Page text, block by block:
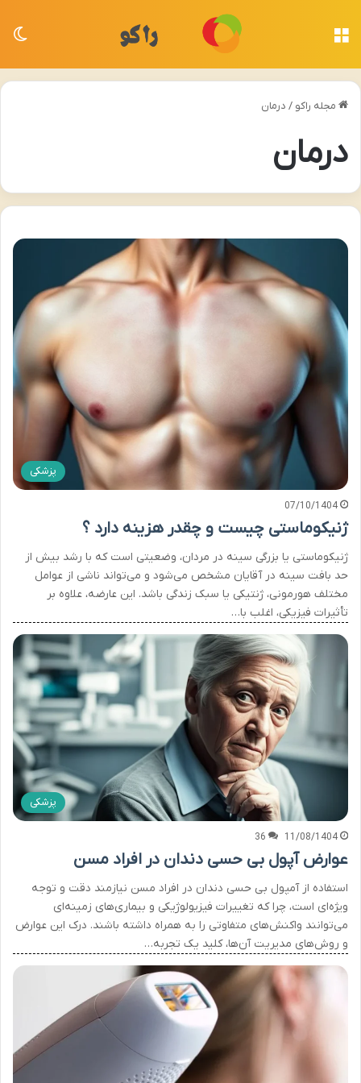
مجله راکو / درمان
درمان
پزشکی
07/10/1404
ژنیکوماستی چیست و چقدر هزینه دارد ؟
ژنیکوماستی یا بزرگی سینه در مردان، وضعیتی است که با رشد بیش از
حد بافت سینه در آقایان مشخص می‌شود و می‌تواند ناشی از عوامل
مختلف هورمونی، ژنتیکی یا سبک زندگی باشد. این عارضه، علاوه بر
تأثیرات فیزیکی، اغلب با…
پزشکی
11/08/1404
36
عوارض آپول بی حسی دندان در افراد مسن
استفاده از آمپول بی حسی دندان در افراد مسن نیازمند دقت و توجه
ویژه‌ای است، چرا که تغییرات فیزیولوژیکی و بیماری‌های زمینه‌ای
می‌توانند واکنش‌های متفاوتی را به همراه داشته باشند. درک این عوارض
و روش‌های مدیریت آن‌ها، کلید یک تجربه…